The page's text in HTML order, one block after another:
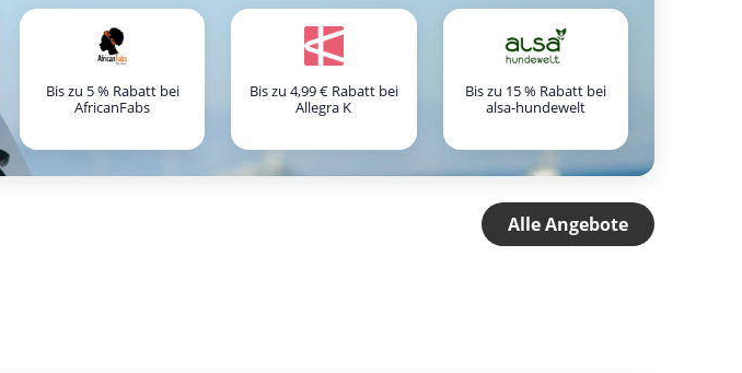
Bis zu 5 % Rabatt bei
AfricanFabs
Bis zu 4,99 € Rabatt bei
Allegra K
Bis zu 15 % Rabatt bei
alsa-hundewelt
Alle Angebote